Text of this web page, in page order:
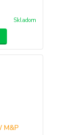
Skladom